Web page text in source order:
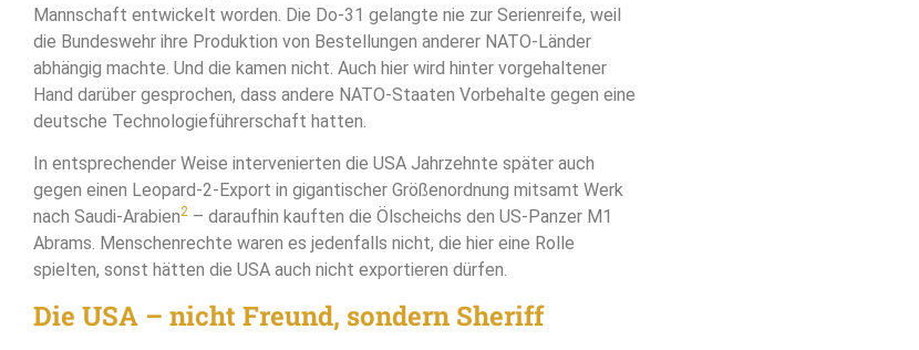
Mannschaft entwickelt worden. Die Do-31 gelangte nie zur Serienreife, weil
die Bundeswehr ihre Produktion von Bestellungen anderer NATO-Länder
abhängig machte. Und die kamen nicht. Auch hier wird hinter vorgehaltener
Hand darüber gesprochen, dass andere NATO-Staaten Vorbehalte gegen eine
deutsche Technologieführerschaft hatten.
In entsprechender Weise intervenierten die USA Jahrzehnte später auch
gegen einen Leopard-2-Export in gigantischer Größenordnung mitsamt Werk
nach Saudi-Arabien2 – daraufhin kauften die Ölscheichs den US-Panzer M1
Abrams. Menschenrechte waren es jedenfalls nicht, die hier eine Rolle
spielten, sonst hätten die USA auch nicht exportieren dürfen.
Die USA – nicht Freund, sondern Sheriff